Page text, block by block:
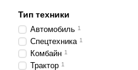
Тип техники
Автомобиль 1
Спецтехника 1
Комбайн 1
Трактор 1